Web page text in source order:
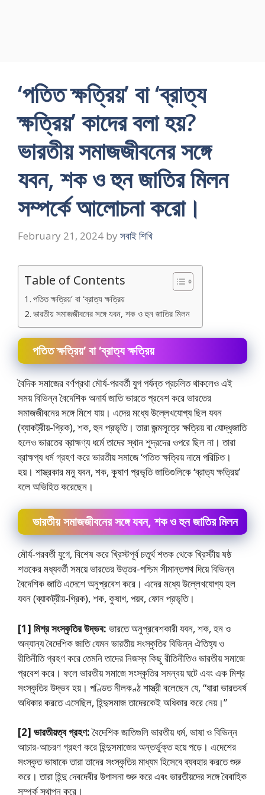
‘পতিত ক্ষত্রিয়’ বা ‘ব্রাত্য
ক্ষত্রিয়’ কাদের বলা হয়?
ভারতীয় সমাজজীবনের সঙ্গে
যবন, শক ও হুন জাতির মিলন
সম্পর্কে আলােচনা করাে।
February 21, 2024 by সবাই শিখি
Table of Contents
পতিত ক্ষত্রিয়’ বা ‘ব্রাত্য ক্ষত্রিয়
ভারতীয় সমাজজীবনের সঙ্গে যবন, শক ও হুন জাতির মিলন
পতিত ক্ষত্রিয়’ বা ‘ব্রাত্য ক্ষত্রিয়
বৈদিক সমাজের বর্ণপ্রথা মৌর্য-পরবর্তী যুগ পর্যন্ত প্রচলিত থাকলেও এই
সময় বিভিন্ন বৈদেশিক অনার্য জাতি ভারতে প্রবেশ করে ভারতের
সমাজজীবনের সঙ্গে মিশে যায়। এদের মধ্যে উল্লেখযােগ্য ছিল যবন
(ব্যাকট্রীয়-গ্রিক), শক, হুন প্রভৃতি। তারা জন্মসূত্রে ক্ষত্রিয় বা যােদ্ধৃজাতি
হলেও ভারতের ব্রাহ্মণ্য ধর্মে তাদের স্থান শূদ্রদের ওপরে ছিল না। তারা
ব্রাহ্মপ্য ধর্ম গ্রহণ করে ভারতীয় সমাজে ‘পতিত ক্ষত্রিয় নামে পরিচিত।
হয়। শাস্ত্রকার মনু যবন, শক, কুষাণ প্রভৃতি জাতিগুলিকে ‘ব্রাত্য ক্ষত্রিয়’
বলে অভিহিত করেছেন।
ভারতীয় সমাজজীবনের সঙ্গে যবন, শক ও হুন জাতির মিলন
মৌর্য-পরবর্তী যুগে, বিশেষ করে খ্রিস্টপূর্ব চতুর্থ শতক থেকে খ্রিস্টীয় ষষ্ঠ
শতকের মধ্যবর্তী সময়ে ভারতের উত্তর-পশ্চিম সীমান্তপথ দিয়ে বিভিন্ন
বৈদেশিক জাতি এদেশে অনুপ্রবেশ করে। এদের মধ্যে উল্লেখযােগ্য হল
যবন (ব্যাকট্রীয়-গ্রিক), শক, কুষাগ, পয়ব, ফোন প্রভৃতি।
[1] মিশ্র সংস্কৃতির উদ্ভব: ভারতে অনুপ্রবেশকারী যবন, শক, হন ও
অন্যান্য বৈদেশিক জাতি যেমন ভারতীয় সংস্কৃতির বিভিন্ন ঐতিহ্য ও
রীতিনীতি গ্রহণ করে তেমনি তাদের নিজস্ব কিছু রীতিনীতিও ভারতীয় সমাজে
প্রবেশ করে। ফলে ভারতীয় সমাজে সংস্কৃতির সমন্বয় ঘটে এবং এক মিশ্র
সংস্কৃতির উদ্ভব হয়। পণ্ডিত নীলকণ্ঠ শাস্ত্রী বলেছেন যে, “যারা ভারতবর্ষ
অধিকার করতে এসেছিল, হিন্দুসমাজ তাদেরকেই অধিকার করে নেয়।”
[2] ভারতীয়ত্ব গ্রহণ:বৈদেশিক জাতিগুলি ভারতীয় ধর্ম, ভাষা ও বিভিন্ন
আচার-আচরণ গ্রহণ করে হিন্দুসমাজের অন্তর্ভুক্ত হয়ে পড়ে। এদেশের
সংস্কৃত ভাষাকে তারা তাদের সংস্কৃতির মাধ্যম হিসেবে ব্যবহার করতে শুরু
করে। তারা হিন্দু দেবদেবীর উপাসনা শুরু করে এবং ভারতীয়দের সঙ্গে বৈবাহিক
সম্পর্ক স্থাপন করে।